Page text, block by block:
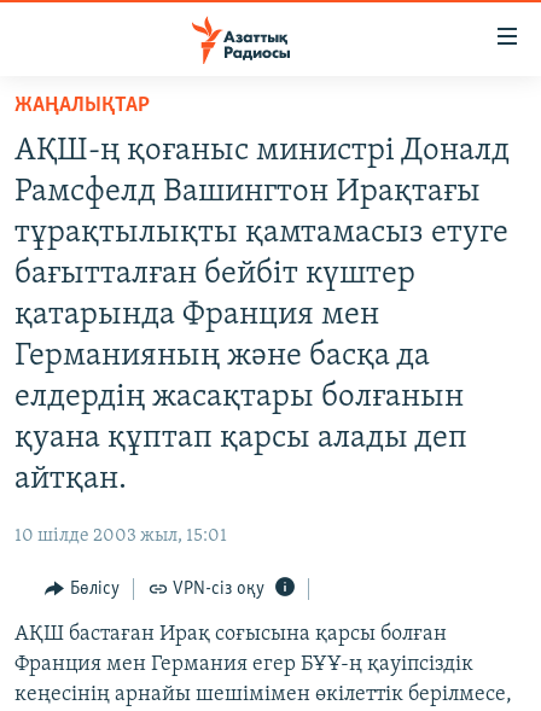
Skip
main
content
main
Navigation
Skip
to
Search
САЯСАТ
AZATTYQTV
ҚАҢТАР ОҚИҒАСЫ
АДАМ ҚҰҚЫҚТАРЫ
ӘЛЕУМЕТ
ӘЛЕМ
АРНАЙЫ ЖОБАЛАР
Русский
Басқа тілдерде
ЖАҢАЛЫҚТАР
АҚШ-ң қоғаныс министрі Доналд
Рамсфелд Вашингтон Ирақтағы
тұрақтылықты қамтамасыз етуге
бағытталған бейбіт күштер
қатарында Франция мен
Германияның және басқа да
елдердің жасақтары болғанын
қуана құптап қарсы алады деп
айтқан.
10 шілде 2003 жыл, 15:01
Бөлісу VPN-сіз оқу
АҚШ бастаған Ирақ соғысына қарсы болған
Франция мен Германия егер БҰҰ-ң қауіпсіздік
кеңесінің арнайы шешімімен өкілеттік берілмесе,